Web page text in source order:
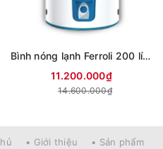
Bình nóng lạnh Ferroli 200 lít AQUA 200L
11.200.000₫
14.600.000₫
• Giới thiệu • Sản phẩm